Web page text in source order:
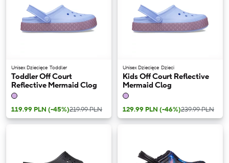
Unisex Dziecięce Toddler
Toddler Off Court
Reflective Mermaid Clog
119.99 PLN (-45%)219.99 PLN
Unisex Dziecięce Dzieci
Kids Off Court Reflective
Mermaid Clog
129.99 PLN (-46%)239.99 PLN